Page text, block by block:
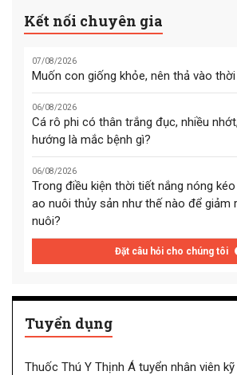
Kết nối chuyên gia
07/08/2026
Muốn con giống khỏe, nên thả vào
06/08/2026
Cá rô phi có thân trắng đục, nhiều
hướng là mắc bệnh gì?
06/08/2026
Trong điều kiện thời tiết nắng nóng
ao nuôi thủy sản như thế nào để giảm
nuôi?
Đặt câu hỏi cho chúng tôi
Tuyển dụng
Thuốc Thú Y Thịnh Á tuyển nhân viên